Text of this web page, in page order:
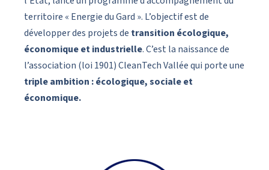
territoire « Energie du Gard ». L’objectif est de
développer des projets de transition écologique,
économique et industrielle. C’est la naissance de
l’association (loi 1901) CleanTech Vallée qui porte une
triple ambition : écologique, sociale et
économique.